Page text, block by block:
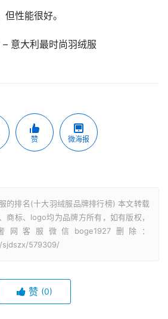
性能很好。
大利最时尚羽绒服
赞 微海报
的排名(十大羽绒服品牌排行榜) 本文转载
商标、logo均为品牌方所有，如有版权，
客服微信boge1927删除：
579309/
赞 (0)